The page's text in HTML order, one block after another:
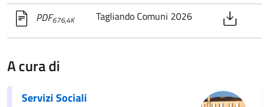
PDF676,4K Tagliando Comuni 2026
A cura di
Servizi Sociali